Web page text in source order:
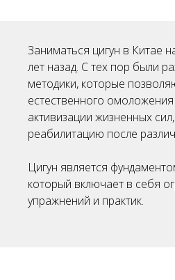
Заниматься цигун в Китае
лет назад. С тех пор были
методики, которые
естественного
активизации жизненных
реабилитацию после
Цигун является
который включает в себя
упражнений и практик.